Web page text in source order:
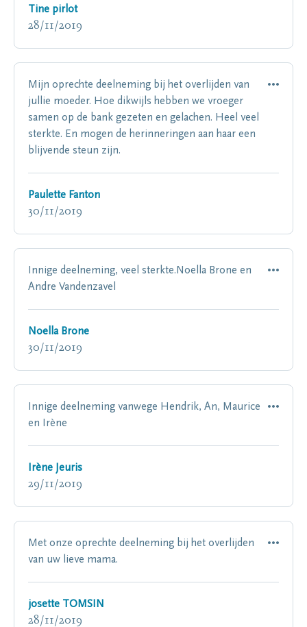
Tine pirlot
28/11/2019
Mijn oprechte deelneming bij het overlijden van
jullie moeder. Hoe dikwijls hebben we vroeger
samen op de bank gezeten en gelachen. Heel veel
sterkte. En mogen de herinneringen aan haar een
blijvende steun zijn.
Paulette Fanton
30/11/2019
Innige deelneming, veel sterkte.Noella Brone en
Andre Vandenzavel
Noella Brone
30/11/2019
Innige deelneming vanwege Hendrik, An, Maurice
en Irène
Irène Jeuris
29/11/2019
Met onze oprechte deelneming bij het overlijden
van uw lieve mama.
josette TOMSIN
28/11/2019